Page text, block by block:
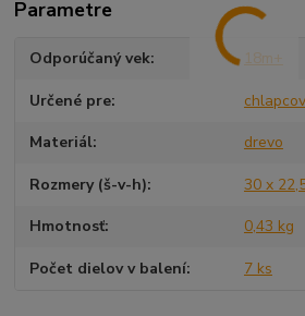
Parametre
Odporúčaný vek 18m+
Určené pre chlapcov
Materiál drevo
Rozmery (š-v-h) 30 x
Hmotnosť 0,43 kg
Počet dielov v balení 7 ks